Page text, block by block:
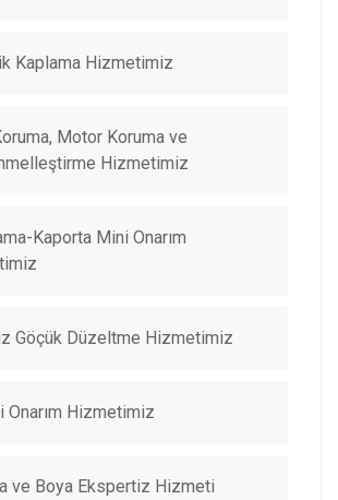
Kaplama Hizmetimiz
Motor Koruma ve
Hizmetimiz
Kaporta Mini Onarım
Göçük Düzeltme Hizmetimiz
Onarım Hizmetimiz
ve Boya Ekspertiz Hizmeti